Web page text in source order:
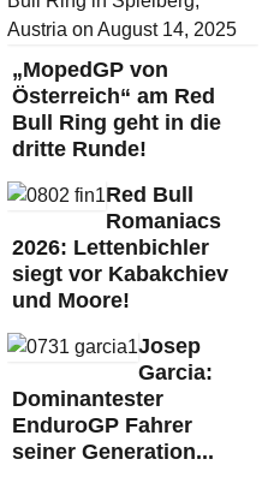
„MopedGP von
Österreich“ am Red
Bull Ring geht in die
dritte Runde!
Red Bull
Romaniacs
2026: Lettenbichler
siegt vor Kabakchiev
und Moore!
Josep
Garcia:
Dominantester
EnduroGP Fahrer
seiner Generation...